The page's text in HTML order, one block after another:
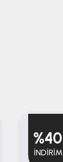
%40
İNDIRIM